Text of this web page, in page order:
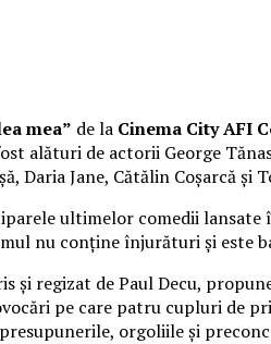
mea” de la Cinema City AFI
alături de actorii George
Daria Jane, Cătălin Coșarcă și
ultimelor comedii
nu conține înjurături și este
și regizat de Paul Decu,
pe care patru cupluri de
orgoliile și